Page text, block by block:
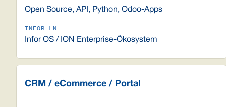
Open Source, API, Python, Odoo-Apps
Infor OS / ION Enterprise-Ökosystem
CRM / eCommerce / Portal